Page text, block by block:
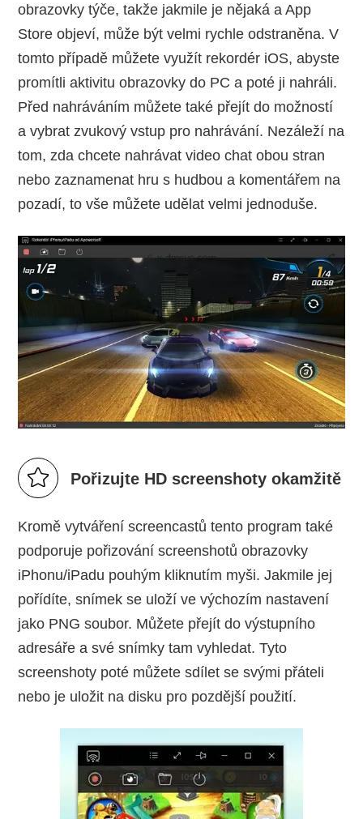
obrazovky týče, takže jakmile je nějaká a App
Store objeví, může být velmi rychle odstraněna. V
tomto případě můžete využít rekordér iOS, abyste
promítli aktivitu obrazovky do PC a poté ji nahráli.
Před nahráváním můžete také přejít do možností
a vybrat zvukový vstup pro nahrávání. Nezáleží na
tom, zda chcete nahrávat video chat obou stran
nebo zaznamenat hru s hudbou a komentářem na
pozadí, to vše můžete udělat velmi jednoduše.
Pořizujte HD screenshoty okamžitě
Kromě vytváření screencastů tento program také
podporuje pořizování screenshotů obrazovky
iPhonu/iPadu pouhým kliknutím myši. Jakmile jej
pořídíte, snímek se uloží ve výchozím nastavení
jako PNG soubor. Můžete přejít do výstupního
adresáře a své snímky tam vyhledat. Tyto
screenshoty poté můžete sdílet se svými přáteli
nebo je uložit na disku pro pozdější použití.